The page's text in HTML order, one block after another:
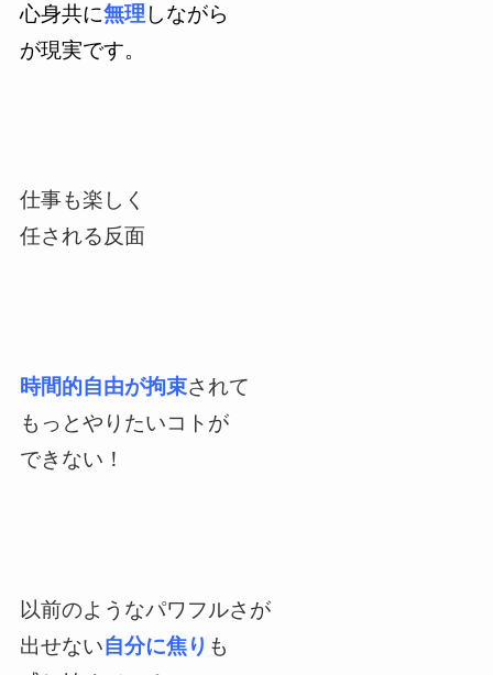
心身共に無理 しながら
が現実です。
仕事も楽しく
任される反面
時間的自由が拘束されて
もっとやりたいコトが
できない！
以前のようなパワフルさが
出せない自分に焦り も